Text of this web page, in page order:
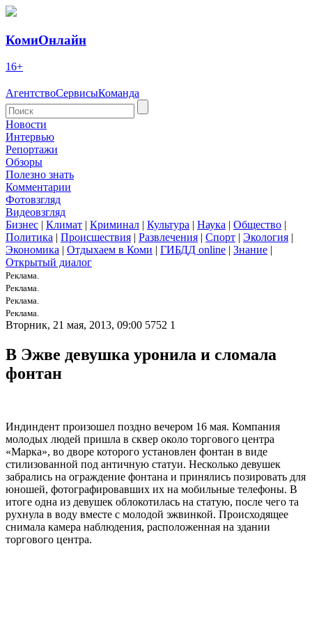
КомиОнлайн
16+
АгентствоСервисыКоманда
Новости
Интервью
Репортажи
Обзоры
Полезно знать
Комментарии
Фотовзгляд
Видеовзгляд
Бизнес | Климат | Криминал | Культура | Наука | Общество |
Политика | Происшествия | Развлечения | Спорт | Экология |
Экономика | Отдыхаем в Коми | ГИБДД online | Знание |
Открытый диалог
Реклама.
Реклама.
Реклама.
Реклама.
Вторник, 21 мая, 2013, 09:00 5752 1
В Эжве девушка уронила и сломала
фонтан
Индиндент произошел поздно вечером 16 мая. Компания
молодых людей пришла в сквер около торгового центра
«Марка», во дворе которого установлен фонтан в виде
стилизованной под античную статуи. Несколько девушек
забрались на ограждение фонтана и принялись позировать для
юношей, фотографировавших их на мобильные телефоны. В
итоге одна из девушек облокотилась на статую, после чего та
рухнула в воду вместе с молодой эжвинкой. Происходящее
снимала камера наблюдения, расположенная на здании
торгового центра.